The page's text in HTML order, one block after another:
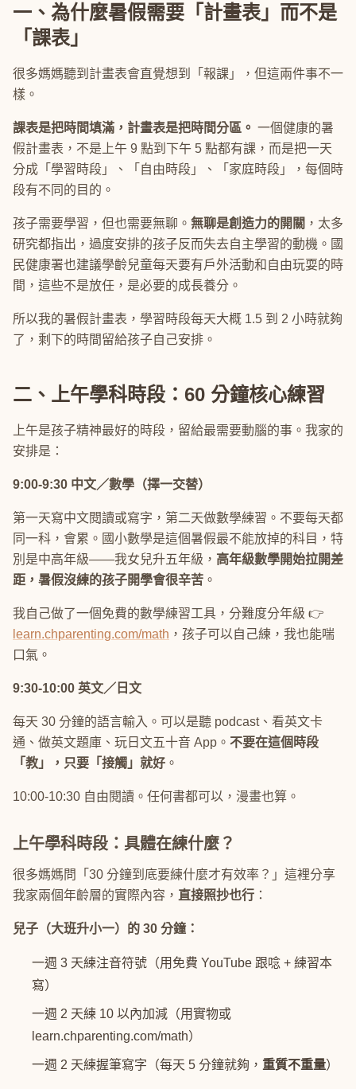
一、為什麼暑假需要「計畫表」而不是
「課表」
很多媽媽聽到計畫表會直覺想到「報課」，但這兩件事不一
樣。
課表是把時間填滿，計畫表是把時間分區。 一個健康的暑
假計畫表，不是上午 9 點到下午 5 點都有課，而是把一天
分成「學習時段」、「自由時段」、「家庭時段」，每個時
段有不同的目的。
孩子需要學習，但也需要無聊。 無聊是創造力的開關 ，太多
研究都指出，過度安排的孩子反而失去自主學習的動機。國
民健康署也建議學齡兒童每天要有戶外活動和自由玩耍的時
間，這些不是放任，是必要的成長養分。
所以我的暑假計畫表，學習時段每天大概 1.5 到 2 小時就夠
了，剩下的時間留給孩子自己安排。
二、上午學科時段：60 分鐘核心練習
上午是孩子精神最好的時段，留給最需要動腦的事。我家的
安排是：
9:00-9:30 中文／數學（擇一交替）
第一天寫中文閱讀或寫字，第二天做數學練習。不要每天都
同一科，會累。國小數學是這個暑假最不能放掉的科目，特
別是中高年級——我女兒升五年級， 高年級數學開始拉開差
距，暑假沒練的孩子開學會很辛苦 。
我自己做了一個免費的數學練習工具，分難度分年級 👉
learn.chparenting.com/math ，孩子可以自己練，我也能喘
口氣。
9:30-10:00 英文／日文
每天 30 分鐘的語言輸入。可以是聽 podcast、看英文卡
通、做英文題庫、玩日文五十音 App。 不要在這個時段
「教」，只要「接觸」就好 。
10:00-10:30 自由閱讀。任何書都可以，漫畫也算。
上午學科時段：具體在練什麼？
很多媽媽問「30 分鐘到底要練什麼才有效率？」這裡分享
我家兩個年齡層的實際內容， 直接照抄也行 ：
兒子（大班升小一）的 30 分鐘：
一週 3 天練注音符號（用免費 YouTube 跟唸 + 練習本
寫）
一週 2 天練 10 以內加減（用實物或
learn.chparenting.com/math）
一週 2 天練握筆寫字（每天 5 分鐘就夠， 重質不重量）